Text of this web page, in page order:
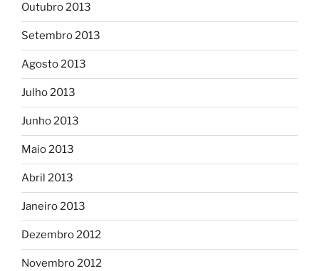
Outubro 2013
Setembro 2013
Agosto 2013
Julho 2013
Junho 2013
Maio 2013
Abril 2013
Janeiro 2013
Dezembro 2012
Novembro 2012